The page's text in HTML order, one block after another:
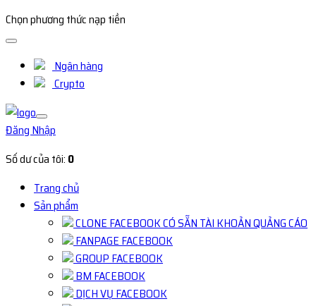
Chọn phương thức nạp tiền
Ngân hàng
Crypto
Đăng Nhập
Số dư của tôi: 0
Trang chủ
Sản phẩm
CLONE FACEBOOK CÓ SẴN TÀI KHOẢN QUẢNG CÁO
FANPAGE FACEBOOK
GROUP FACEBOOK
BM FACEBOOK
DỊCH VỤ FACEBOOK